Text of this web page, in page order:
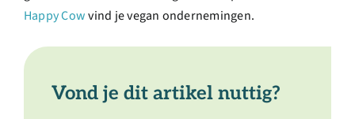
Happy Cowvind je vegan ondernemingen.
Vond je dit artikel nuttig?